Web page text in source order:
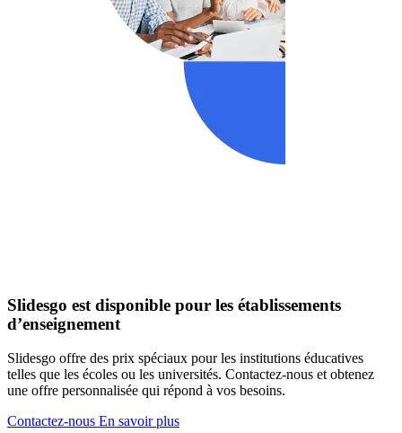
Slidesgo est disponible pour les établissements
d’enseignement
Slidesgo offre des prix spéciaux pour les institutions éducatives
telles que les écoles ou les universités. Contactez-nous et obtenez
une offre personnalisée qui répond à vos besoins.
Contactez-nous En savoir plus